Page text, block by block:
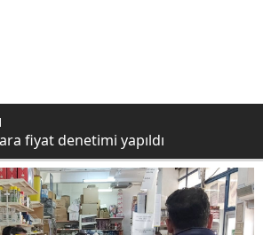
fiyat denetimi yapıldı